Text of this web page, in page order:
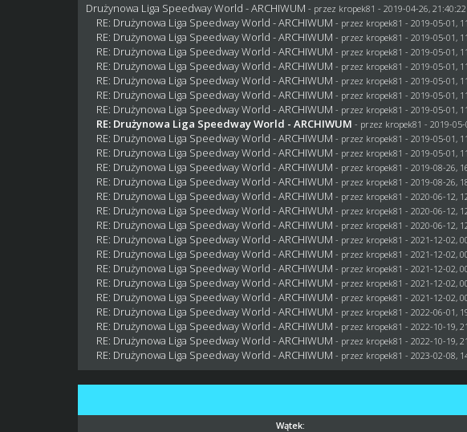
Drużynowa Liga Speedway World - ARCHIWUM - przez kropek81 - 2019-04-26, 21:40:22
RE: Drużynowa Liga Speedway World - ARCHIWUM - przez kropek81 - 2019-05-01,
RE: Drużynowa Liga Speedway World - ARCHIWUM - przez kropek81 - 2019-05-01,
RE: Drużynowa Liga Speedway World - ARCHIWUM - przez kropek81 - 2019-05-01,
RE: Drużynowa Liga Speedway World - ARCHIWUM - przez kropek81 - 2019-05-01,
RE: Drużynowa Liga Speedway World - ARCHIWUM - przez kropek81 - 2019-05-01,
RE: Drużynowa Liga Speedway World - ARCHIWUM - przez kropek81 - 2019-05-01,
RE: Drużynowa Liga Speedway World - ARCHIWUM - przez kropek81 - 2019-05-01,
RE: Drużynowa Liga Speedway World - ARCHIWUM - przez kropek81 - 2019-05-
RE: Drużynowa Liga Speedway World - ARCHIWUM - przez kropek81 - 2019-05-01,
RE: Drużynowa Liga Speedway World - ARCHIWUM - przez kropek81 - 2019-05-01,
RE: Drużynowa Liga Speedway World - ARCHIWUM - przez kropek81 - 2019-08-26,
RE: Drużynowa Liga Speedway World - ARCHIWUM - przez kropek81 - 2019-08-26,
RE: Drużynowa Liga Speedway World - ARCHIWUM - przez kropek81 - 2020-06-12,
RE: Drużynowa Liga Speedway World - ARCHIWUM - przez kropek81 - 2020-06-12,
RE: Drużynowa Liga Speedway World - ARCHIWUM - przez kropek81 - 2020-06-12,
RE: Drużynowa Liga Speedway World - ARCHIWUM - przez kropek81 - 2021-12-02,
RE: Drużynowa Liga Speedway World - ARCHIWUM - przez kropek81 - 2021-12-02,
RE: Drużynowa Liga Speedway World - ARCHIWUM - przez kropek81 - 2021-12-02,
RE: Drużynowa Liga Speedway World - ARCHIWUM - przez kropek81 - 2021-12-02,
RE: Drużynowa Liga Speedway World - ARCHIWUM - przez kropek81 - 2021-12-02,
RE: Drużynowa Liga Speedway World - ARCHIWUM - przez kropek81 - 2022-06-01,
RE: Drużynowa Liga Speedway World - ARCHIWUM - przez kropek81 - 2022-10-19,
RE: Drużynowa Liga Speedway World - ARCHIWUM - przez kropek81 - 2022-10-19,
RE: Drużynowa Liga Speedway World - ARCHIWUM - przez kropek81 - 2023-02-08,
Wątek: